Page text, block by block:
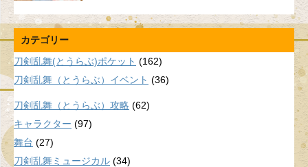
カテゴリー
刀剣乱舞(とうらぶ)ポケット (162)
刀剣乱舞（とうらぶ）イベント (36)
刀剣乱舞（とうらぶ）攻略 (62)
キャラクター (97)
舞台 (27)
刀剣乱舞ミュージカル (34)